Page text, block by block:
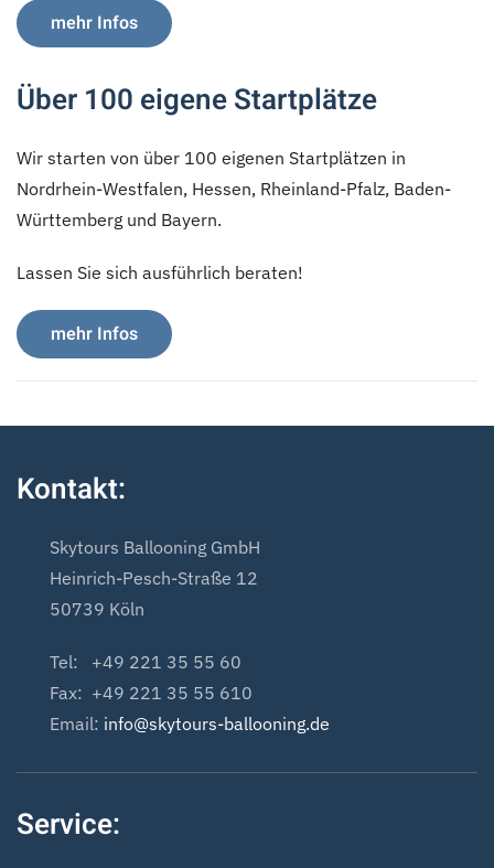
mehr Infos
Über 100 eigene Startplätze
Wir starten von über 100 eigenen Startplätzen in
Nordrhein-Westfalen, Hessen, Rheinland-Pfalz, Baden-
Württemberg und Bayern.
Lassen Sie sich ausführlich beraten!
mehr Infos
Kontakt:
Skytours Ballooning GmbH
Heinrich-Pesch-Straße 12
50739 Köln
Tel: +49 221 35 55 60
Fax: +49 221 35 55 610
Email: info@skytours-ballooning.de
Service: